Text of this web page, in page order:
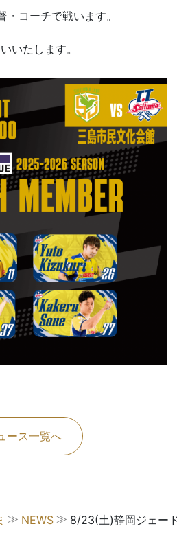
コーチで戦います。
いたします。
ース一覧へ
≫ NEWS ≫ 8/23(土)静岡ジェー